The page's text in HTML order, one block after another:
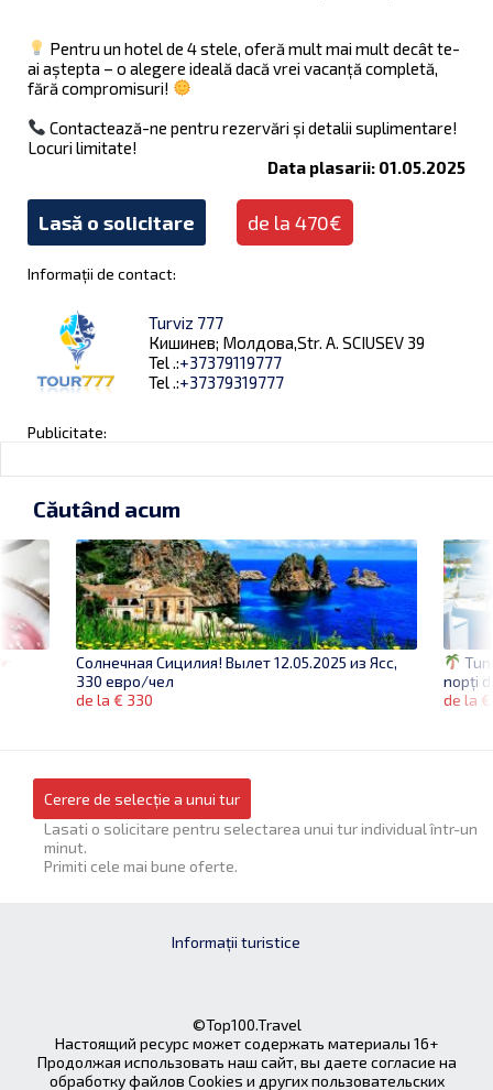
Pentru un hotel de 4 stele, oferă mult mai mult decât te-
ai aștepta – o alegere ideală dacă vrei vacanță completă,
fără compromisuri!
Contactează-ne pentru rezervări și detalii suplimentare!
Locuri limitate!
Data plasarii: 01.05.2025
Lasă o solicitare de la 470€
Informații de contact:
Turviz 777
Кишинев; Молдова,Str. A. SCIUSEV 39
Tel .:+37379119777
Tel .:+37379319777
Publicitate:
nopți
de la
Căutând acum
Солнечная Сицилия! Вылет 12.05.2025 из Ясс,
330 евро/чел
de la € 330
Cerere de selecție a unui tur
Lasati o solicitare pentru selectarea unui tur individual într-un
minut.
Primiti cele mai bune oferte.
Informații turistice
©Top100.Travel
Настоящий ресурс может содержать материалы 16+
Продолжая использовать наш сайт, вы даете согласие на
обработку файлов Cookies и других пользовательских